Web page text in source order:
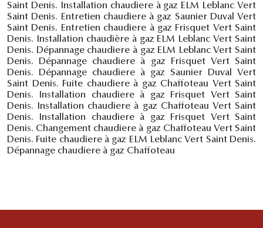
Saint Denis. Installation chaudiere à gaz ELM Leblanc Vert
Saint Denis. Entretien chaudiere à gaz Saunier Duval Vert
Saint Denis. Entretien chaudiere à gaz Frisquet Vert Saint
Denis. Installation chaudière à gaz ELM Leblanc Vert Saint
Denis. Dépannage chaudiere à gaz ELM Leblanc Vert Saint
Denis. Dépannage chaudiere à gaz Frisquet Vert Saint
Denis. Dépannage chaudiere à gaz Saunier Duval Vert
Saint Denis. Fuite chaudiere à gaz Chaffoteau Vert Saint
Denis. Installation chaudiere à gaz Frisquet Vert Saint
Denis. Installation chaudiere à gaz Chaffoteau Vert Saint
Denis. Installation chaudiere à gaz Frisquet Vert Saint
Denis. Changement chaudiere à gaz Chaffoteau Vert Saint
Denis. Fuite chaudiere à gaz ELM Leblanc Vert Saint Denis.
Dépannage chaudiere à gaz Chaffoteau